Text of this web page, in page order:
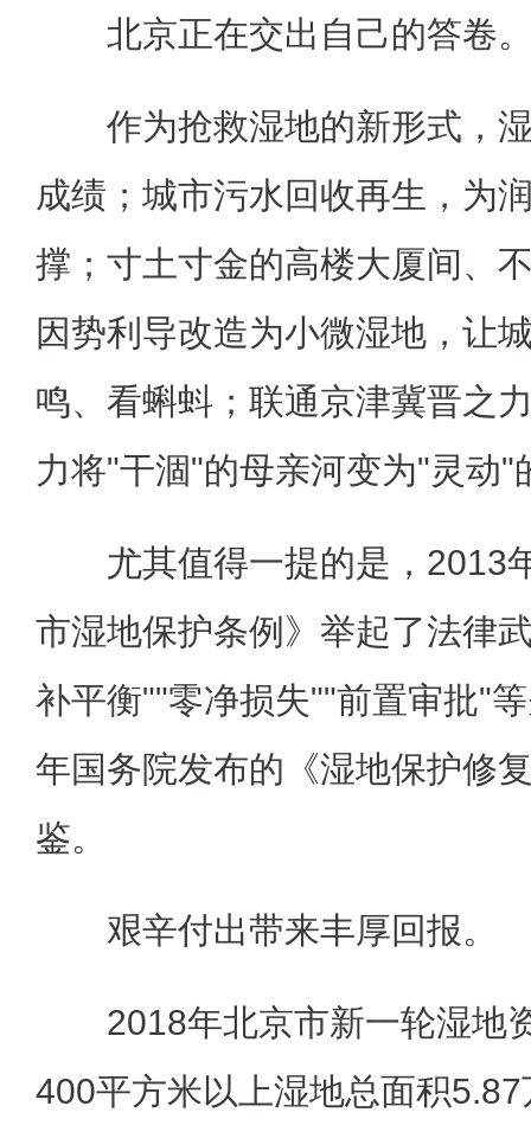
北京正在交出自己的答卷
作为抢救湿地的新形式，湿
成绩；城市污水回收再生，为
撑；寸土寸金的高楼大厦间、
因势利导改造为小微湿地，让
鸣、看蝌蚪；联通京津冀晋之
力将"干涸"的母亲河变为"灵
尤其值得一提的是，2013
市湿地保护条例》举起了法律
补平衡""零净损失""前置审批"
年国务院发布的《湿地保护修
鉴。
艰辛付出带来丰厚回报。
2018年北京市新一轮湿地
400平方米以上湿地总面积